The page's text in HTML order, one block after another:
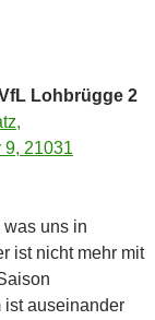
Lohbrügge 2
9, 21031
was uns in
ist nicht mehr mit
ist auseinander